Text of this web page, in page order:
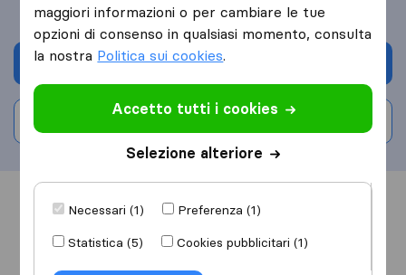
Chiedi preventivo
Informazioni Recensioni
maggiori informazioni o per cambiare le tue
opzioni di consenso in qualsiasi momento, consulta
la nostra Politica sui cookies.
Accetto tutti i cookies
Selezione alteriore
Necessari (1)
Preferenza (1)
Statistica (5)
Cookies pubblicitari (1)